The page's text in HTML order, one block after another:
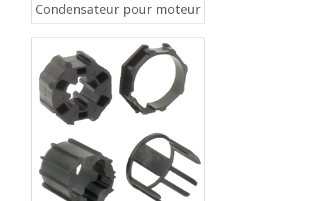
Condensateur pour moteur